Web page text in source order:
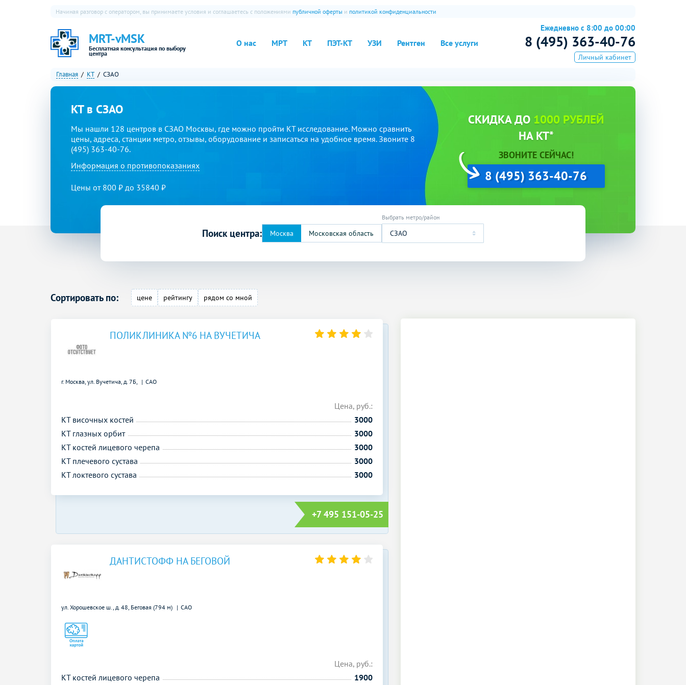
MRT-vMSK
Бесплатная консультация по выбору
центра
О нас МРТ КТ ПЭТ-КТ УЗИ Рентген Все услуги
Начиная разговор с оператором, вы принимаете условия и соглашаетесь с положениями публичной оферты и политикой конфиденциальности
Ежедневно с 8:00 до 00:00
8 (495) 363-40-76
Личный кабинет
Главная КТ СЗАО
КТ в СЗАО
Мы нашли 128 центров в СЗАО Москвы, где можно пройти КТ исследование. Можно сравнить
цены, адреса, станции метро, отзывы, оборудование и записаться на удобное время. Звоните 8
(495) 363-40-76.
Информация о противопоказаниях
Цены от 800 ₽ до 35840 ₽
СКИДКА ДО 1000 РУБЛЕЙ
НА КТ*
ЗВОНИТЕ СЕЙЧАС!
8 (495) 363-40-76
Поиск центра: СЗАО
Сортировать по: цене рейтингу рядом со мной
ПОЛИКЛИНИКА №6 НА ВУЧЕТИЧА
г. Москва, ул. Вучетича, д. 7Б, САО
Цена, руб.:
КТ височных костей
3000
КТ глазных орбит
3000
КТ костей лицевого черепа
3000
КТ плечевого сустава
3000
КТ локтевого сустава
3000
+7 495 151-05-25
ДАНТИСТОФФ НА БЕГОВОЙ
ул. Хорошевское ш., д. 48, Беговая (794 м) САО
Цена, руб.:
КТ костей лицевого черепа
1900